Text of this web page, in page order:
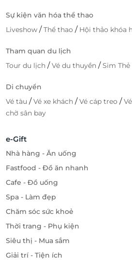
Sự kiện văn hóa thể thao
Liveshow /Thể thao / Hội thảo khóa
Tham quan du lịch
Tour du lịch /Vé du thuyền /Sim Thẻ
Di chuyển
Vé tàu /Vé xe khách /Vé cáp treo /
chờ sân bay
e-Gift
Nhà hàng - Ăn uống
Fastfood - Đồ ăn nhanh
Cafe - Đồ uống
Spa - Làm đẹp
Chăm sóc sức khoẻ
Thời trang - Phụ kiện
Siêu thị - Mua sắm
Giải trí - Tiện ích